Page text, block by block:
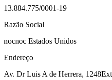
13.884.775/0001-19
Razão Social
nocnoc Estados Unidos
Endereço
Av. Dr Luis A de Herrera, 1248